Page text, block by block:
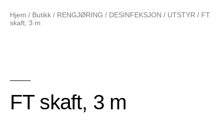
Hjem / Butikk / RENGJØRING / DESINFEKSJON / UTSTYR / FT
skaft, 3 m
FT skaft, 3 m